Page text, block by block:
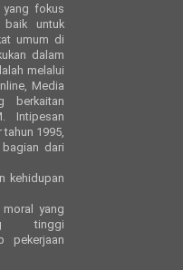
yang fokus
baik untuk
umum di
dalam
melalui
Media
berkaitan
Intipesan
1995,
dari
kehidupan
yang
tinggi
pekerjaan